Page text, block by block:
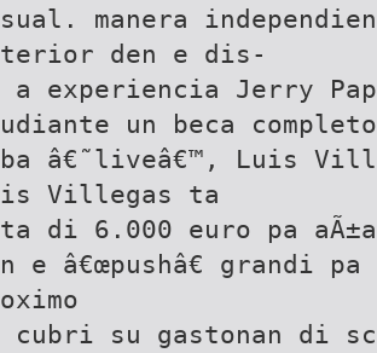
manera
den e dis-
a experiencia Jerry
un beca
â€˜liveâ€™, Luis
Villegas ta
di 6.000 euro pa
e â€œpushâ€ grandi
cubri su gastonan di